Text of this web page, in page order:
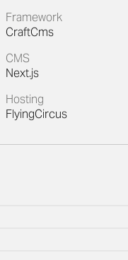
Framework
CraftCms
CMS
Next.js
Hosting
FlyingCircus